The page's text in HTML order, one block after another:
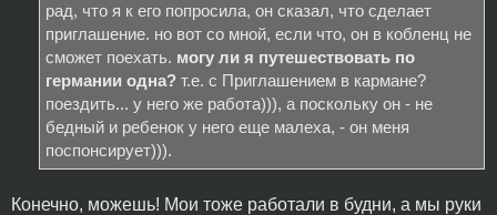
рад, что я к его попросила, он сказал, что сделает
приглашение. но вот со мной, если что, он в кобленц не
сможет поехать. могу ли я путешествовать по
германии одна? т.е. с Приглашением в кармане?
поездить... у него же работа))), а поскольку он - не
бедный и ребенок у него еще малеха, - он меня
поспонсирует))).
Конечно, можешь! Мои тоже работали в будни, а мы руки